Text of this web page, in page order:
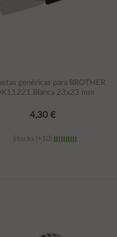
genéricas para BROTHER
Blanca 23x23 mm
4,30 €
Stocks (+10)